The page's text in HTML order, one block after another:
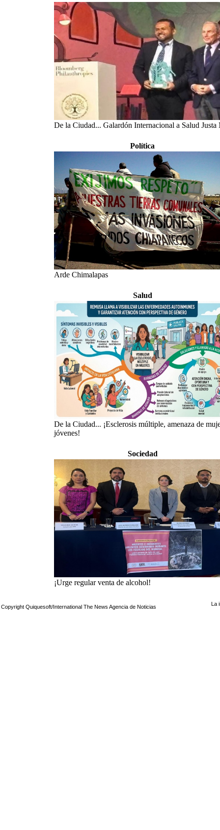
De la Ciudad... Galardón Internacional a Salud Justa
Política
Arde Chimalapas
Salud
De la Ciudad... ¡Esclerosis múltiple, amenaza de
jóvenes!
Sociedad
¡Urge regular venta de alcohol!
Copyright Quiquesoft/International The News Agencia de Noticias La